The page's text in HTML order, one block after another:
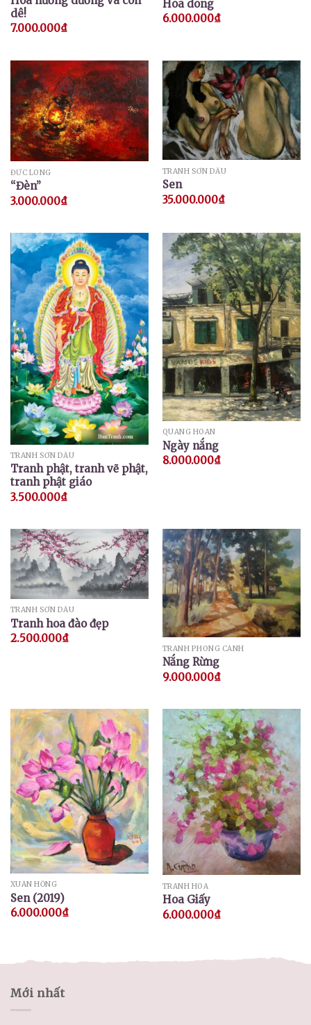
dê!
7.000.000₫
Hoa dong
6.000.000₫
ĐỨC LONG
“Đèn”
3.000.000₫
TRANH SƠN DẦU
Sen
35.000.000₫
TRANH SƠN DẦU
Tranh phật, tranh vẽ phật,
tranh phật giáo
3.500.000₫
QUANG HOAN
Ngày nắng
8.000.000₫
TRANH SƠN DẦU
Tranh hoa đào đẹp
2.500.000₫
TRANH PHONG CẢNH
Nắng Rừng
9.000.000₫
XUÂN HỒNG
Sen (2019)
6.000.000₫
TRANH HOA
Hoa Giấy
6.000.000₫
Mới nhất